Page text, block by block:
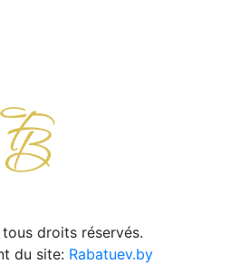
droits réservés.
du site: Rabatuev.by